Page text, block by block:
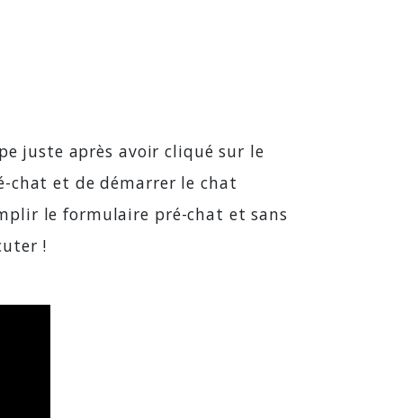
juste après avoir cliqué sur le
chat et de démarrer le chat
le formulaire pré-chat et sans
!